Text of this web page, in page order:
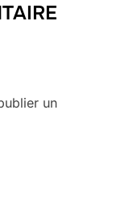
un